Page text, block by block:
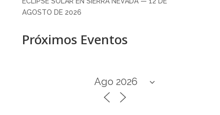
AGOSTO DE 2026
Próximos Eventos